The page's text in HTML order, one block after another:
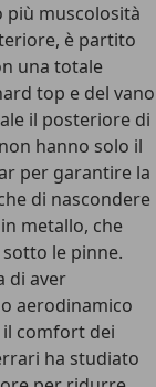
più muscolosità
è partito
una totale
top e del vano
il posteriore di
hanno solo il
per garantire la
di nascondere
metallo, che
le pinne.
di aver
aerodinamico
comfort dei
ha studiato